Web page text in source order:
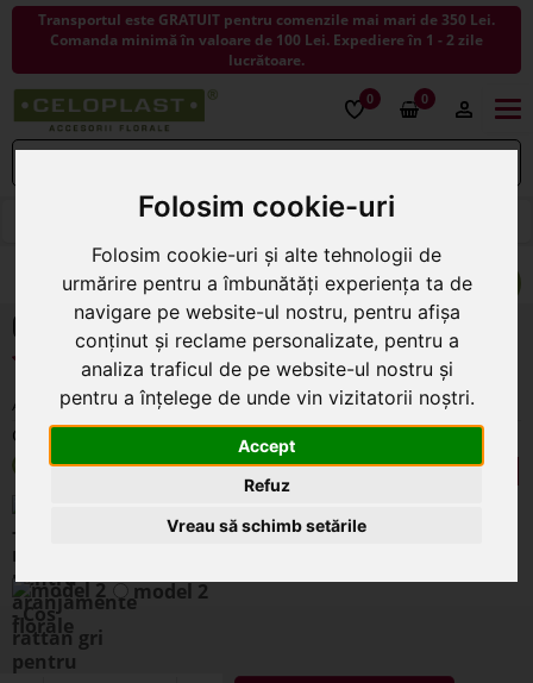
Folosim cookie-uri
Folosim cookie-uri și alte tehnologii de
urmărire pentru a îmbunătăți experiența ta de
navigare pe website-ul nostru, pentru afișa
conținut și reclame personalizate, pentru a
analiza traficul de pe website-ul nostru și
pentru a înțelege de unde vin vizitatorii noștri.
Accept
Refuz
Vreau să schimb setările
Transportul este GRATUIT pentru comenzile mai mari de 350 Lei.
Comanda minimă în valoare de 100 Lei. Expediere în 1 - 2 zile
lucrătoare.
0 0
< ÎNAPOI LA COSURI
Cos rattan gri pentru aranjamente florale
Cod 35291
În stoc
34
model 2